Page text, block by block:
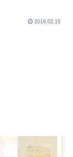
2016.02.15